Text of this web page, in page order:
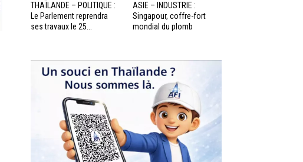
THAÏLANDE – POLITIQUE :
Le Parlement reprendra
ses travaux le 25...
ASIE – INDUSTRIE :
Singapour, coffre-fort
mondial du plomb